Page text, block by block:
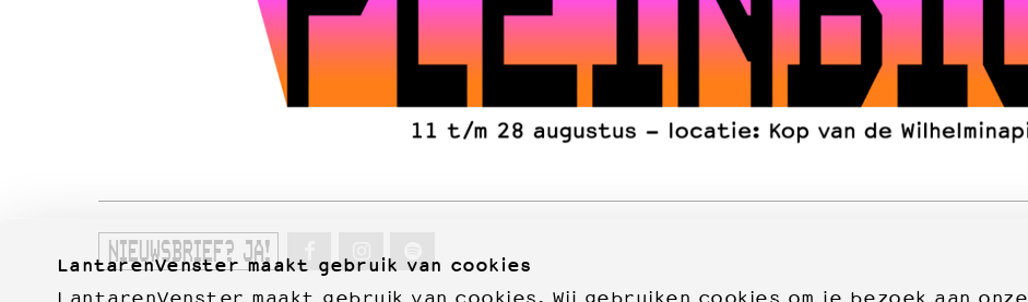
LantarenVenster maakt gebruik van cookies
NIEUWSBRIEF? JA!